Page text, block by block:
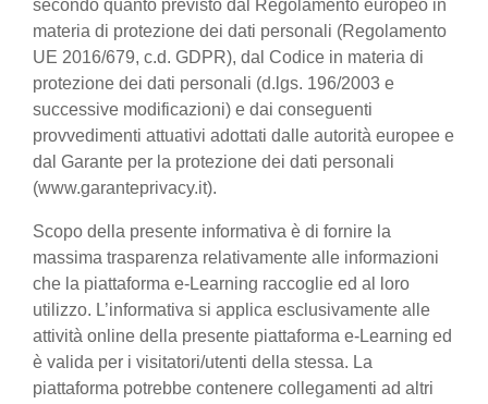
secondo quanto previsto dal Regolamento europeo in
materia di protezione dei dati personali (Regolamento
UE 2016/679, c.d. GDPR), dal Codice in materia di
protezione dei dati personali (d.lgs. 196/2003 e
successive modificazioni) e dai conseguenti
provvedimenti attuativi adottati dalle autorità europee e
dal Garante per la protezione dei dati personali
(www.garanteprivacy.it).
Scopo della presente informativa è di fornire la
massima trasparenza relativamente alle informazioni
che la piattaforma e-Learning raccoglie ed al loro
utilizzo. L’informativa si applica esclusivamente alle
attività online della presente piattaforma e-Learning ed
è valida per i visitatori/utenti della stessa. La
piattaforma potrebbe contenere collegamenti ad altri